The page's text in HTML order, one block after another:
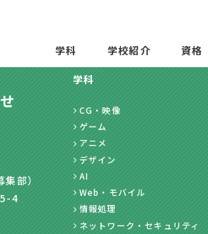
学科 学校紹介 資格
部）
4
学科
CG・映像
ゲーム
アニメ
デザイン
AI
Web・モバイル
情報処理
ネットワーク・セキュリティ